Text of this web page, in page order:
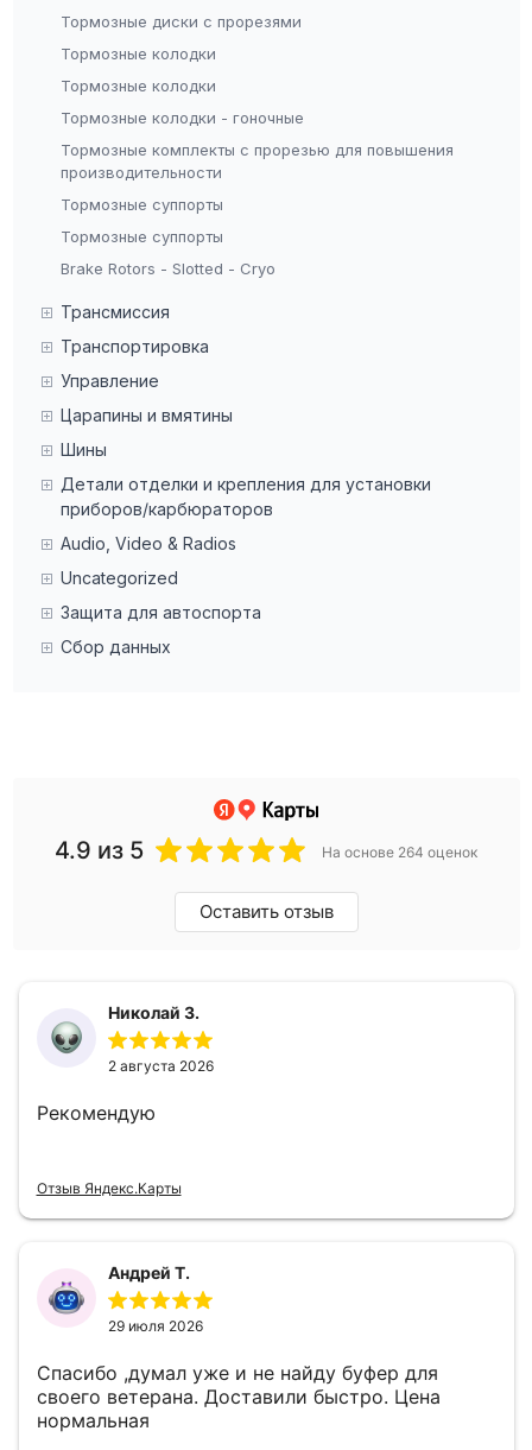
Тормозные диски с прорезями
Тормозные колодки
Тормозные колодки
Тормозные колодки - гоночные
Тормозные комплекты с прорезью для повышения
производительности
Тормозные суппорты
Тормозные суппорты
Brake Rotors - Slotted - Cryo
Трансмиссия
Транспортировка
Управление
Царапины и вмятины
Шины
Детали отделки и крепления для установки
приборов/карбюраторов
Audio, Video & Radios
Uncategorized
Защита для автоспорта
Сбор данных
4.9 из 5 На основе 264 оценок
Оставить отзыв
Николай З.
2 августа 2026
Рекомендую
Отзыв Яндекс.Карты
Андрей Т.
29 июля 2026
Спасибо ,думал уже и не найду буфер для
своего ветерана. Доставили быстро. Цена
нормальная